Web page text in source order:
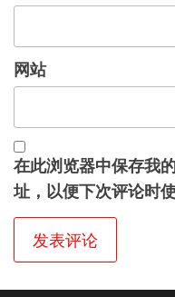
网站
在此浏览器中保存我
址，以便下次评论时使